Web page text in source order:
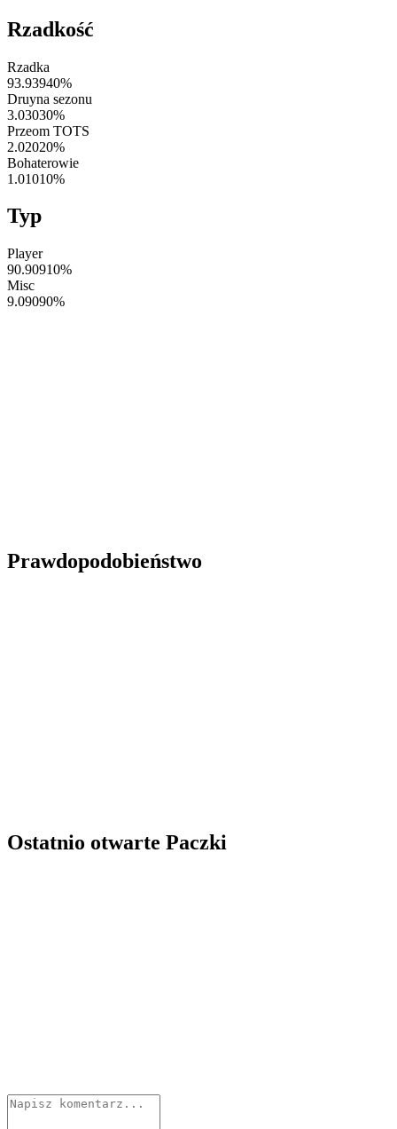
Rzadkość
Rzadka
93.93940%
Druyna sezonu
3.03030%
Przeom TOTS
2.02020%
Bohaterowie
1.01010%
Typ
Player
90.90910%
Misc
9.09090%
Prawdopodobieństwo
Ostatnio otwarte Paczki